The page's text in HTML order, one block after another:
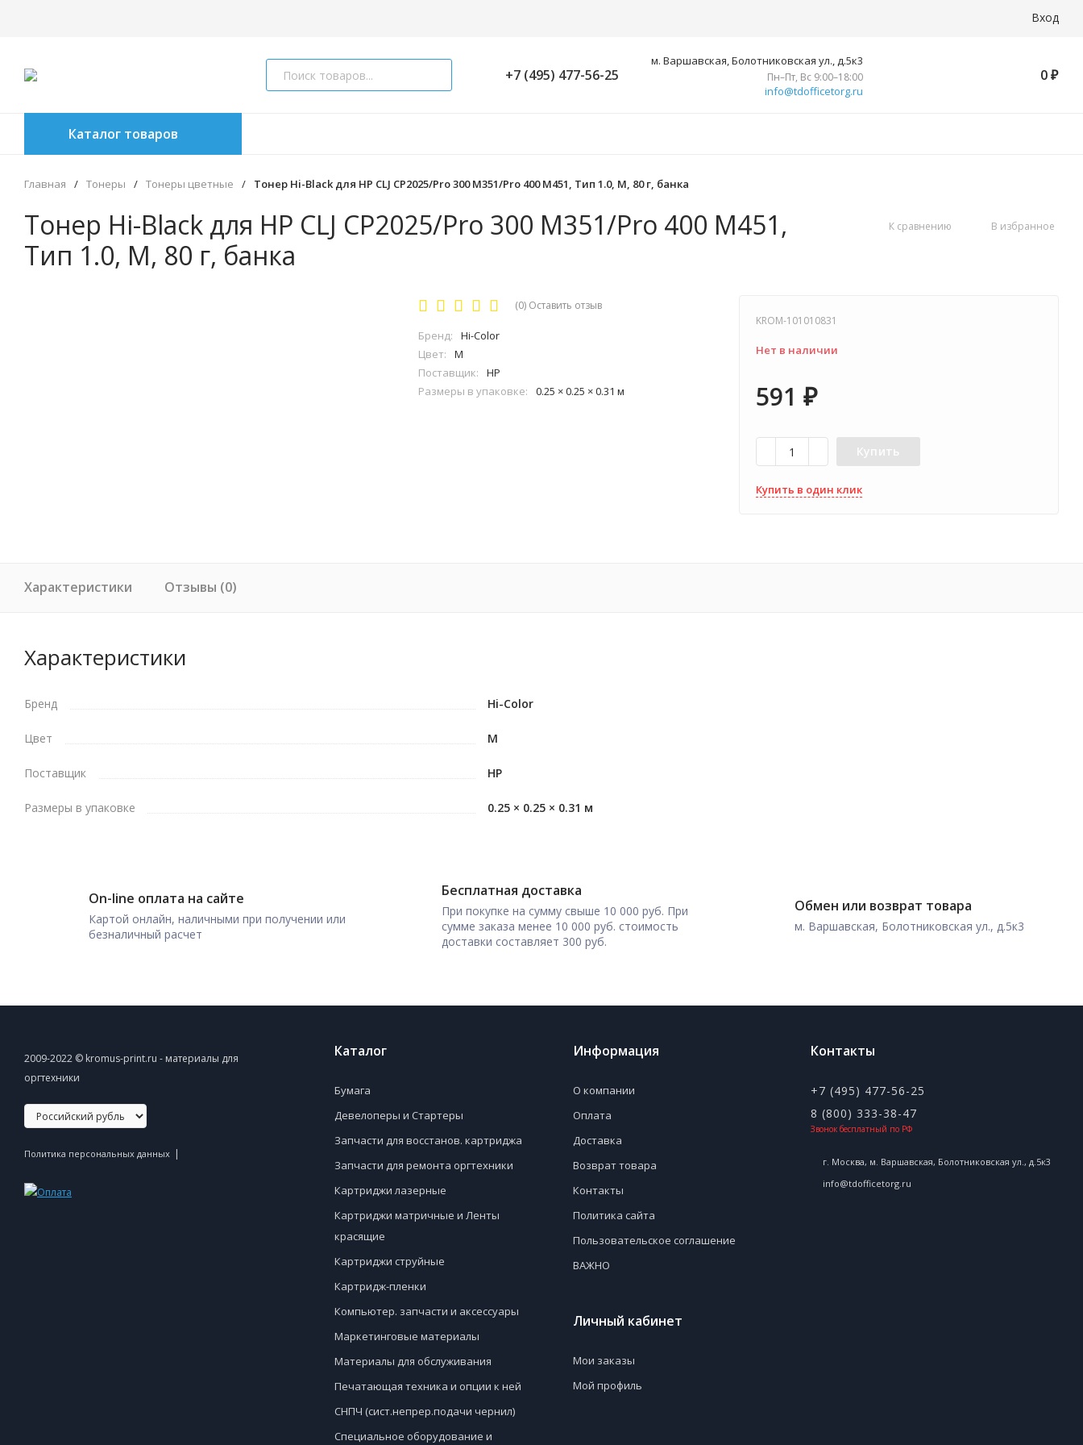
Вход
+7 (495) 477-56-25
м. Варшавская, Болотниковская ул., д.5к3
Пн–Пт, Вс 9:00–18:00
info@tdofficetorg.ru
0 ₽
Каталог товаров
Главная / Тонеры / Тонеры цветные / Тонер Hi-Black для HP CLJ CP2025/Pro 300 M351/Pro 400 M451, Тип 1.0, M, 80 г, банка
Тонер Hi-Black для HP CLJ CP2025/Pro 300 M351/Pro 400 M451,
Тип 1.0, M, 80 г, банка
К сравнению В избранное
(0) Оставить отзыв
Бренд:
Hi-Color
Цвет:
M
Поставщик:
HP
Размеры в упаковке:
0.25 × 0.25 × 0.31 м
KROM-101010831
Нет в наличии
591 ₽
Купить
Купить в один клик
Характеристики Отзывы (0)
Характеристики
Бренд Hi-Color
Цвет M
Поставщик HP
Размеры в упаковке 0.25 × 0.25 × 0.31 м
On-line оплата на сайте
Картой онлайн, наличными при получении или
безналичный расчет
Бесплатная доставка
При покупке на сумму свыше 10 000 руб. При
сумме заказа менее 10 000 руб. стоимость
доставки составляет 300 руб.
Обмен или возврат товара
м. Варшавская, Болотниковская ул., д.5к3
2009-2022 © kromus-print.ru - материалы для
оргтехники
Политика персональных данных |
Каталог
Бумага
Девелоперы и Стартеры
Запчасти для восстанов. картриджа
Запчасти для ремонта оргтехники
Картриджи лазерные
Картриджи матричные и Ленты
красящие
Картриджи струйные
Картридж-пленки
Компьютер. запчасти и аксессуары
Маркетинговые материалы
Материалы для обслуживания
Печатающая техника и опции к ней
СНПЧ (сист.непрер.подачи чернил)
Специальное оборудование и
Информация
О компании
Оплата
Доставка
Возврат товара
Контакты
Политика сайта
Пользовательское соглашение
ВАЖНО
Личный кабинет
Мои заказы
Мой профиль
Контакты
+7 (495) 477-56-25
8 (800) 333-38-47
Звонок бесплатный по РФ
г. Москва, м. Варшавская, Болотниковская ул., д.5к3
info@tdofficetorg.ru